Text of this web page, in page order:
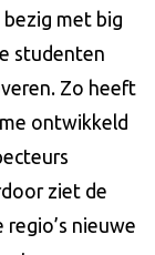
met big
studenten
Zo heeft
ontwikkeld
ziet de
nieuwe